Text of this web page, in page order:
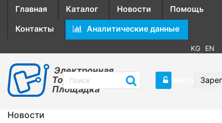
Главная Каталог Новости
Помощь
Контакты
Аналитические данные
KG EN
Электронная
Торговая
Площадка
Новости